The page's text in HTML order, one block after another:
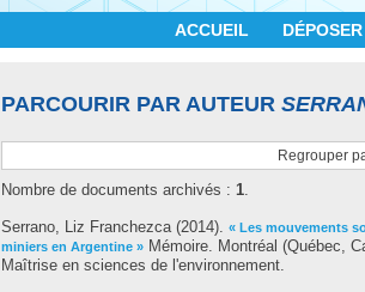
ACCUEIL DÉPOSER
PARCOURIR PAR AUTEUR
Regrouper
Nombre de documents archivés : 1.
Serrano, Liz Franchezca(2014). « Les mouvements
miniers en Argentine » Mémoire. Montréal (Québec,
Maîtrise en sciences de l'environnement.